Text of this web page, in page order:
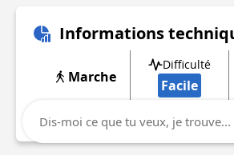
Informations
Marche
Difficulté
Facile
Afficher plus d'informations
Dis-moi ce que tu veux, je trouve...